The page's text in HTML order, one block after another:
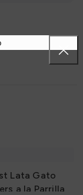
Lata Gato
a la Parrilla